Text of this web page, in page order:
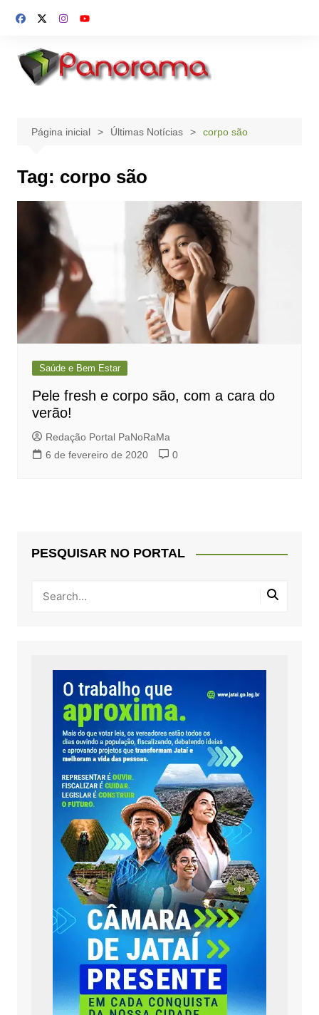
para
conteúdo
Página inicial Últimas Notícias corpo são
Tag: corpo são
Saúde e Bem Estar
Pele fresh e corpo são, com a cara do
verão!
Redação Portal PaNoRaMa
6 de fevereiro de 2020
0
PESQUISAR NO PORTAL